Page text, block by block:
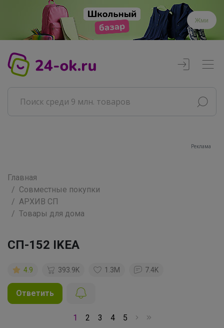
Жми
Реклама
Главная
Совместные покупки
АРХИВ СП
Товары для дома
СП-152 IKEA
4.9 393.9K 1.3M 7.4K
Ответить
1 2 3 4 5